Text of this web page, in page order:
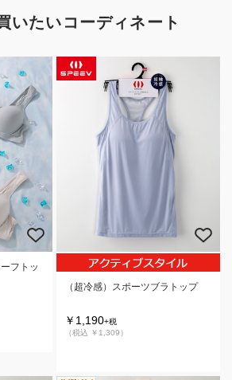
いたいコーディネート
フトッ
（超冷感）スポーツブラトップ
￥1,190+税
（税込 ￥1,309）